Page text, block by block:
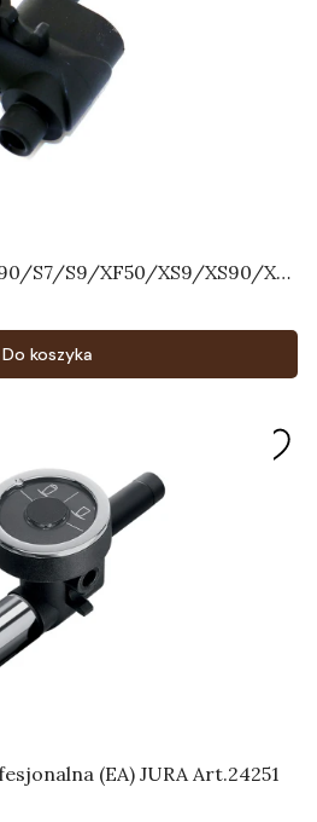
S7/S9/XF50/XS9/XS90/XS
Art.64606
Do koszyka
(EA) JURA Art.24251